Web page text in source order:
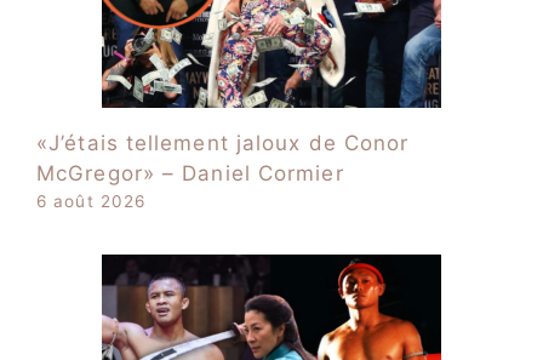
«J’étais tellement jaloux de Conor
McGregor» – Daniel Cormier
6 août 2026